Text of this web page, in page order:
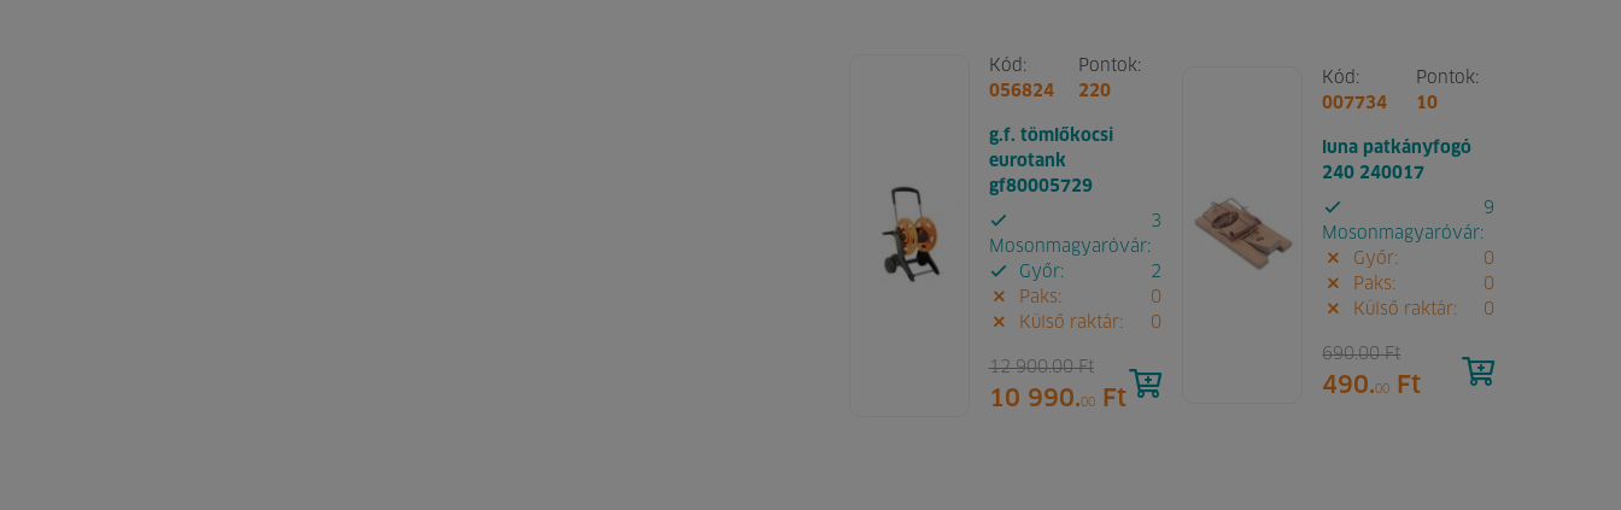
Kód:
056824
Pontok:
220
g.f. tömlőkocsi
eurotank
gf80005729
Mosonmagyaróvár:
3
Győr:
2
Paks:
0
Külső raktár:
0
12 900.00Ft
10 990.00Ft
Kód:
007734
Pontok:
10
luna patkányfogó
240 240017
Mosonmagyaróvár:
9
Győr:
0
Paks:
0
Külső raktár:
0
690.00Ft
490.00 Ft